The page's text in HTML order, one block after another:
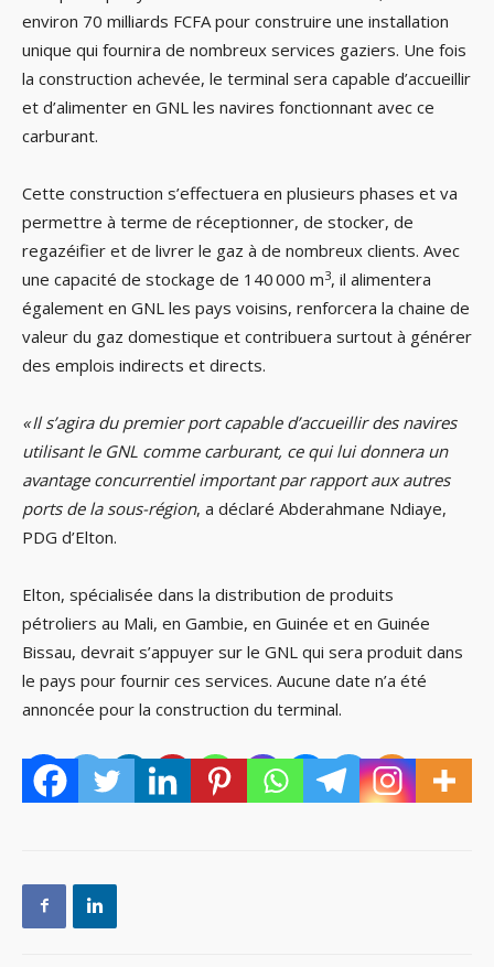
environ 70 milliards FCFA pour construire une installation
unique qui fournira de nombreux services gaziers. Une fois
la construction achevée, le terminal sera capable d’accueillir
et d’alimenter en GNL les navires fonctionnant avec ce
carburant.
Cette construction s’effectuera en plusieurs phases et va
permettre à terme de réceptionner, de stocker, de
regazéifier et de livrer le gaz à de nombreux clients. Avec
une capacité de stockage de 140 000 m3, il alimentera
également en GNL les pays voisins, renforcera la chaine de
valeur du gaz domestique et contribuera surtout à générer
des emplois indirects et directs.
« Il s’agira du premier port capable d’accueillir des navires
utilisant le GNL comme carburant, ce qui lui donnera un
avantage concurrentiel important par rapport aux autres
ports de la sous-région, a déclaré Abderahmane Ndiaye,
PDG d’Elton.
Elton, spécialisée dans la distribution de produits
pétroliers au Mali, en Gambie, en Guinée et en Guinée
Bissau, devrait s’appuyer sur le GNL qui sera produit dans
le pays pour fournir ces services. Aucune date n’a été
annoncée pour la construction du terminal.